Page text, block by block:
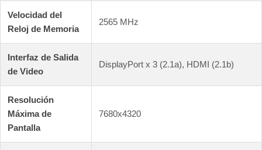
Velocidad del
Reloj de Memoria
2565 MHz
Interfaz de Salida
de Video
DisplayPort x 3 (2.1a), HDMI (2.1b)
Resolución
Máxima de
Pantalla
7680x4320